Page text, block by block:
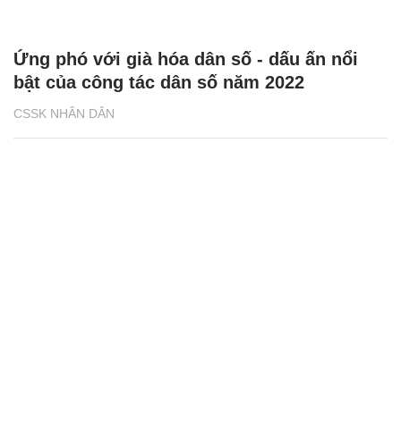
CSSK NHÂN DÂN
Ứng phó với già hóa dân số - dấu ấn nổi
bật của công tác dân số năm 2022